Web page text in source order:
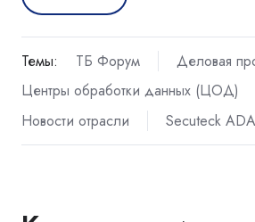
Темы: ТБ Форум
Деловая
Центры обработки данных (ЦОД)
Новости отрасли
Secuteck